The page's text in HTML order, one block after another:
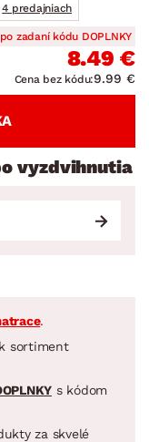
4 predajniach
zadaní kódu DOPLNKY
8.49 €
Cena bez kódu:9.99 €
vyzdvihnutia
.
sortiment
s kódom
za skvelé